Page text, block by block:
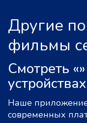
Другие
фильмы
Смотреть «»
Наше приложение
современных